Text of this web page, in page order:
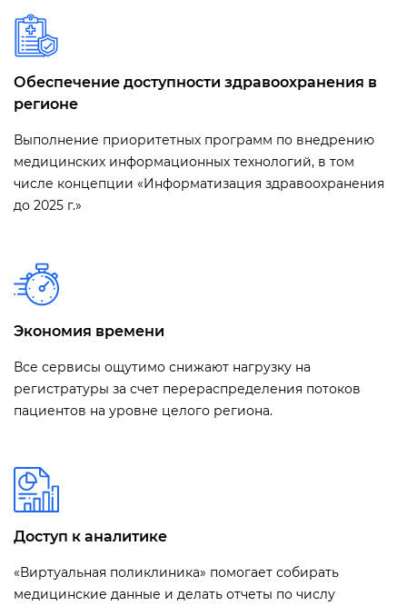
Обеспечение доступности здравоохранения в
регионе
Выполнение приоритетных программ по внедрению
медицинских информационных технологий, в том
числе концепции «Информатизация здравоохранения
до 2025 г.»
Экономия времени
Все сервисы ощутимо снижают нагрузку на
регистратуры за счет перераспределения потоков
пациентов на уровне целого региона.
Доступ к аналитике
«Виртуальная поликлиника» помогает собирать
медицинские данные и делать отчеты по числу